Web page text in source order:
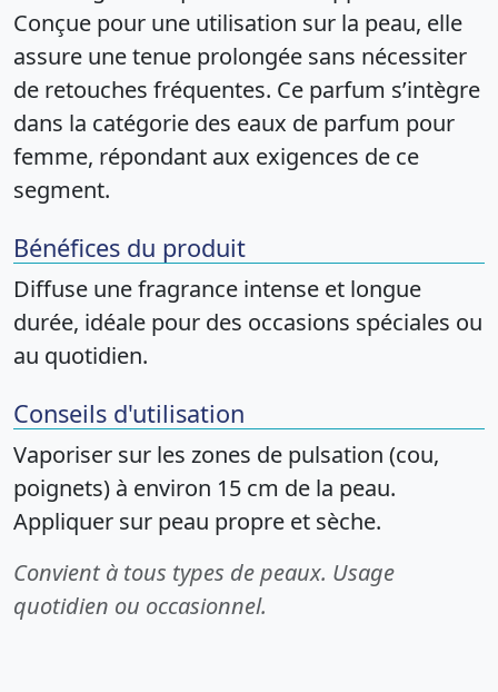
Conçue pour une utilisation sur la peau, elle
assure une tenue prolongée sans nécessiter
de retouches fréquentes. Ce parfum s’intègre
dans la catégorie des eaux de parfum pour
femme, répondant aux exigences de ce
segment.
Bénéfices du produit
Diffuse une fragrance intense et longue
durée, idéale pour des occasions spéciales ou
au quotidien.
Conseils d'utilisation
Vaporiser sur les zones de pulsation (cou,
poignets) à environ 15 cm de la peau.
Appliquer sur peau propre et sèche.
Convient à tous types de peaux. Usage
quotidien ou occasionnel.